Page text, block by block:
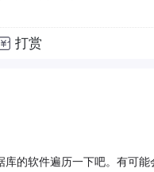
打赏
库的软件遍历一下吧。有可能